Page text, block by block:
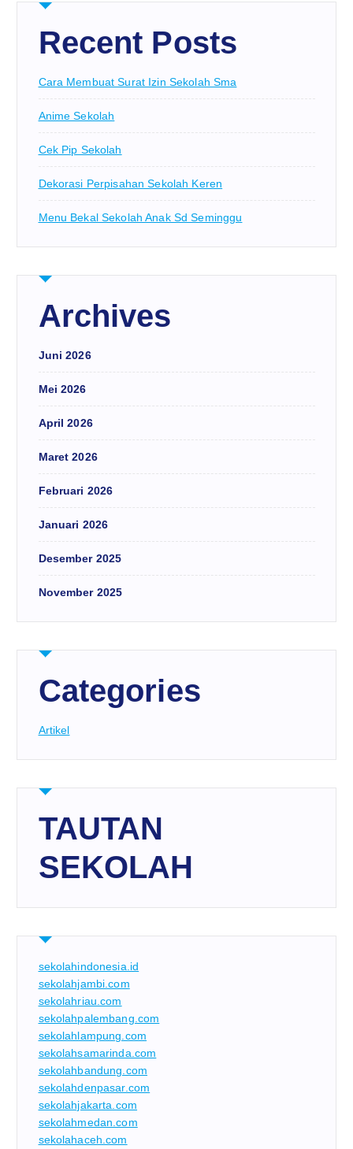
Recent Posts
Cara Membuat Surat Izin Sekolah Sma
Anime Sekolah
Cek Pip Sekolah
Dekorasi Perpisahan Sekolah Keren
Menu Bekal Sekolah Anak Sd Seminggu
Archives
Juni 2026
Mei 2026
April 2026
Maret 2026
Februari 2026
Januari 2026
Desember 2025
November 2025
Categories
Artikel
TAUTAN
SEKOLAH
sekolahindonesia.id
sekolahjambi.com
sekolahriau.com
sekolahpalembang.com
sekolahlampung.com
sekolahsamarinda.com
sekolahbandung.com
sekolahdenpasar.com
sekolahjakarta.com
sekolahmedan.com
sekolahaceh.com